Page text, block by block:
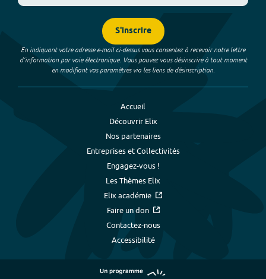
S'inscrire
En indiquant votre adresse e-mail ci-dessus vous consentez à recevoir notre lettre
d’information par voie électronique. Vous pouvez vous désinscrire à tout moment
en modifiant vos paramètres via les liens de désinscription.
Accueil
Découvrir Elix
Nos partenaires
Entreprises et Collectivités
Engagez-vous !
Les Thèmes Elix
Elix académie
Faire un don
Contactez-nous
Accessibilité